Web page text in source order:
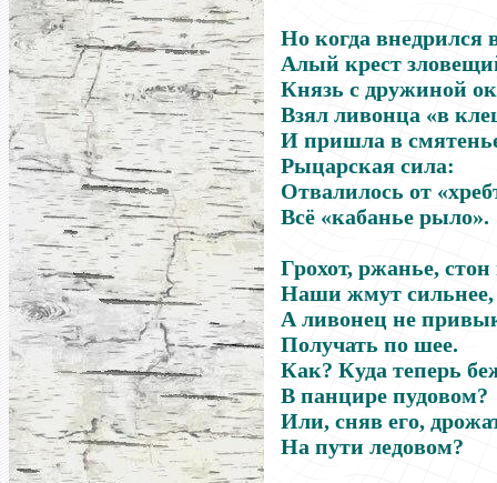
Но когда внедрился
Алый крест
Князь с дружиной
Взял ливонца «в
И пришла в
Рыцарская сила:
Отвалилось от
Всё «кабанье рыло».
Грохот, ржанье,
Наши жмут сильнее,
А ливонец не
Получать по шее.
Как? Куда теперь
В панцире пудовом?
Или, сняв его,
На пути ледовом?